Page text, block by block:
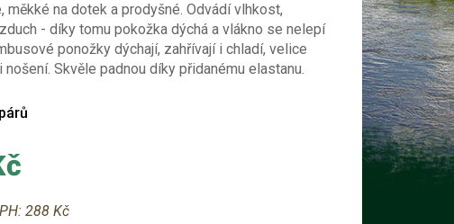
měkké na dotek a prodyšné. Odvádí vlhkost,
- díky tomu pokožka dýchá a vlákno se nelepí
ponožky dýchají, zahřívají i chladí, velice
nošení. Skvěle padnou díky přidanému elastanu.
288 Kč